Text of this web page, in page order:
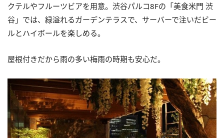
クテルやフルーツビアを用意。渋谷パルコ8Fの「美食米門 渋
谷」では、緑溢れるガーデンテラスで、サーバーで注いだビー
ルとハイボールを楽しめる。
屋根付きだから雨の多い梅雨の時期も安心だ。